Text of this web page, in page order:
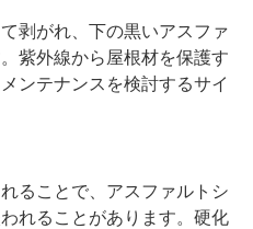
剥がれ、下の黒いアスファ
紫外線から屋根材を保護す
ンテナンスを検討するサイ
ることで、アスファルトシ
れることがあります。硬化